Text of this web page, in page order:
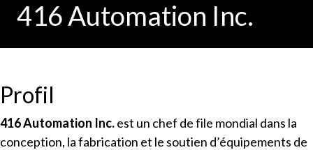
416 Automation Inc.
Profil
416 Automation Inc.est un chef de file mondial dans la
conception, la fabrication et le soutien d’équipements de